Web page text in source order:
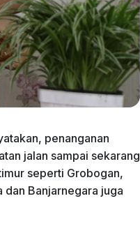
penanganan
jalan sampai sekarang
seperti Grobogan,
Banjarnegara juga